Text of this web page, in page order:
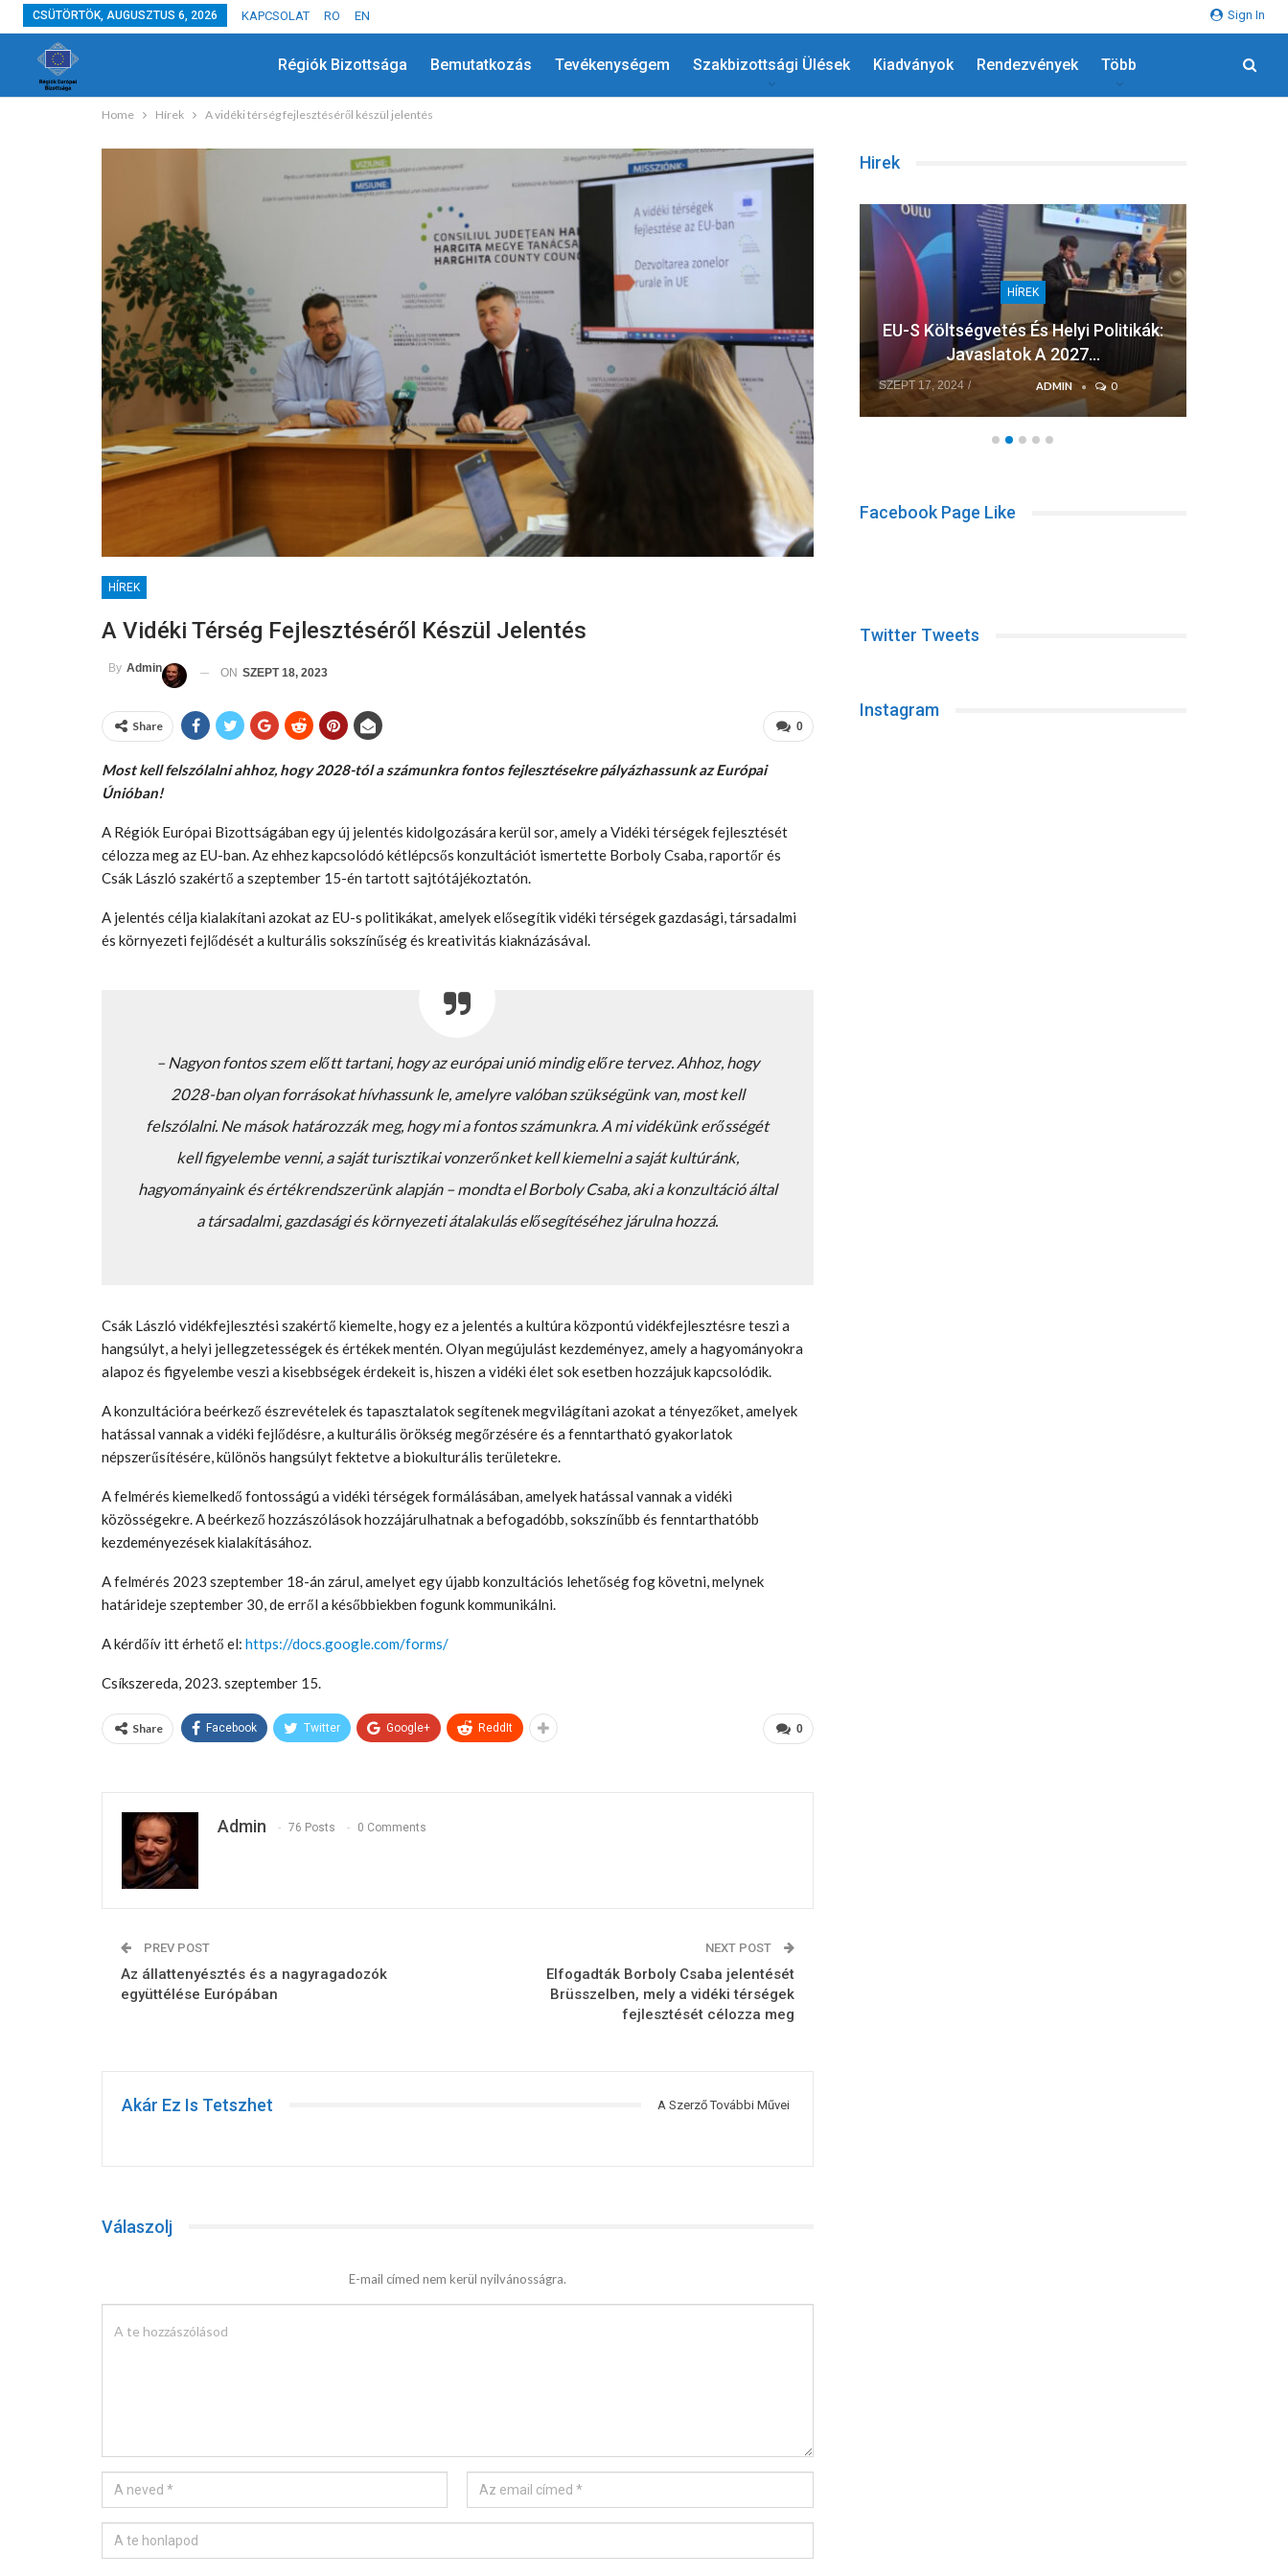
Sign In
CSÜTÖRTÖK, AUGUSZTUS 6, 2026 KAPCSOLAT RO EN
Régiók Bizottsága Bemutatkozás Tevékenységem Szakbizottsági Ülések Kiadványok Rendezvények Több
Home Hírek A vidéki térség fejlesztéséről készül jelentés
HÍREK
A Vidéki Térség Fejlesztéséről Készül Jelentés
By Admin ON SZEPT 18, 2023
0
Share
Most kell felszólalni ahhoz, hogy 2028-tól a számunkra fontos fejlesztésekre pályázhassunk az Európai
Únióban!
A Régiók Európai Bizottságában egy új jelentés kidolgozására kerül sor, amely a Vidéki térségek fejlesztését
célozza meg az EU-ban. Az ehhez kapcsolódó kétlépcsős konzultációt ismertette Borboly Csaba, raportőr és
Csák László szakértő a szeptember 15-én tartott sajtótájékoztatón.
A jelentés célja kialakítani azokat az EU-s politikákat, amelyek elősegítik vidéki térségek gazdasági, társadalmi
és környezeti fejlődését a kulturális sokszínűség és kreativitás kiaknázásával.
– Nagyon fontos szem előtt tartani, hogy az európai unió mindig előre tervez. Ahhoz, hogy
2028-ban olyan forrásokat hívhassunk le, amelyre valóban szükségünk van, most kell
felszólalni. Ne mások határozzák meg, hogy mi a fontos számunkra. A mi vidékünk erősségét
kell figyelembe venni, a saját turisztikai vonzerőnket kell kiemelni a saját kultúránk,
hagyományaink és értékrendszerünk alapján – mondta el Borboly Csaba, aki a konzultáció által
a társadalmi, gazdasági és környezeti átalakulás elősegítéséhez járulna hozzá.
Csák László vidékfejlesztési szakértő kiemelte, hogy ez a jelentés a kultúra központú vidékfejlesztésre teszi a
hangsúlyt, a helyi jellegzetességek és értékek mentén. Olyan megújulást kezdeményez, amely a hagyományokra
alapoz és figyelembe veszi a kisebbségek érdekeit is, hiszen a vidéki élet sok esetben hozzájuk kapcsolódik.
A konzultációra beérkező észrevételek és tapasztalatok segítenek megvilágítani azokat a tényezőket, amelyek
hatással vannak a vidéki fejlődésre, a kulturális örökség megőrzésére és a fenntartható gyakorlatok
népszerűsítésére, különös hangsúlyt fektetve a biokulturális területekre.
A felmérés kiemelkedő fontosságú a vidéki térségek formálásában, amelyek hatással vannak a vidéki
közösségekre. A beérkező hozzászólások hozzájárulhatnak a befogadóbb, sokszínűbb és fenntarthatóbb
kezdeményezések kialakításához.
A felmérés 2023 szeptember 18-án zárul, amelyet egy újabb konzultációs lehetőség fog követni, melynek
határideje szeptember 30, de erről a későbbiekben fogunk kommunikálni.
A kérdőív itt érhető el: https://docs.google.com/forms/
Csíkszereda, 2023. szeptember 15.
0
Share Facebook Twitter Google+ ReddIt
Admin 76 Posts 0 Comments
PREV POST
Az állattenyésztés és a nagyragadozók
együttélése Európában
NEXT POST
Elfogadták Borboly Csaba jelentését
Brüsszelben, mely a vidéki térségek
fejlesztését célozza meg
Akár Ez Is Tetszhet A Szerző További Művei
Válaszolj
E-mail címed nem kerül nyilvánosságra.
Hirek
HÍREK
Együtt Ültettük El A Jövő Fáit!
ADMIN
JÚL 3, 2024 0
Megtiszteltetés A Régiók Európai
Bizottságát Képviselni Az…
ADMIN
MÁJ 7, 2025 0
HÍREK
EU-S Költségvetés És Helyi Politikák:
Javaslatok A 2027…
ADMIN
SZEPT 17, 2024 0
Facebook Page Like
Twitter Tweets
Instagram